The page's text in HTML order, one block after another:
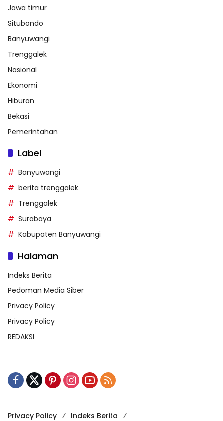
Jawa timur
Situbondo
Banyuwangi
Trenggalek
Nasional
Ekonomi
Hiburan
Bekasi
Pemerintahan
Label
Banyuwangi
berita trenggalek
Trenggalek
Surabaya
Kabupaten Banyuwangi
Halaman
Indeks Berita
Pedoman Media Siber
Privacy Policy
Privacy Policy
REDAKSI
Privacy Policy Indeks Berita